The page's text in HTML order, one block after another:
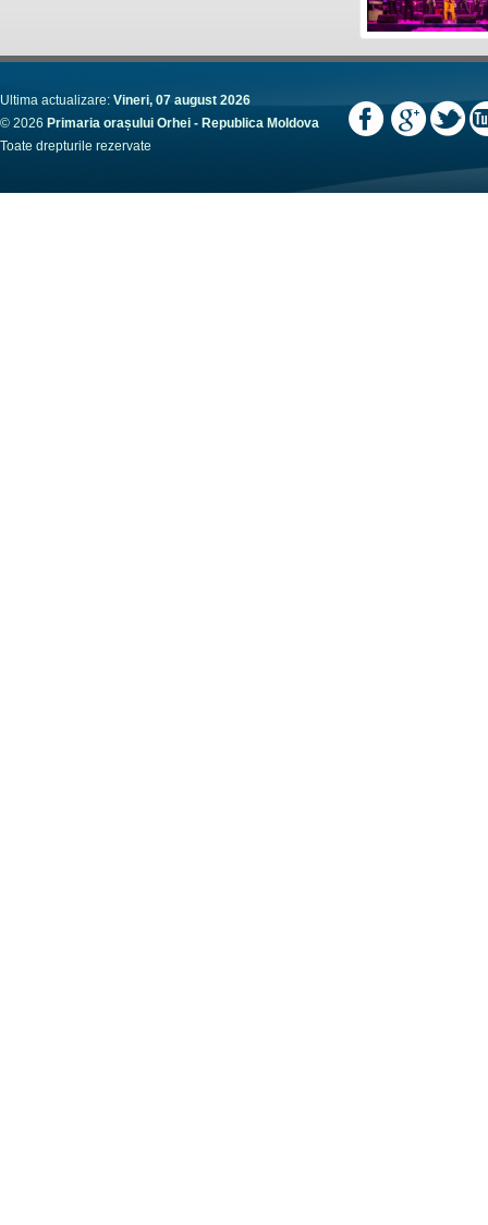
Ultima actualizare: Vineri, 07 august 2026
© 2026 Primaria orașului Orhei - Republica Moldova
Toate drepturile rezervate